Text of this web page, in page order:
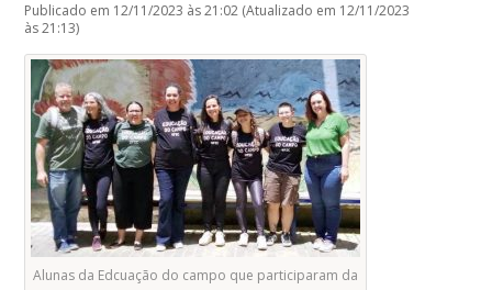
Publicado em 12/11/2023 às 21:02 (Atualizado em 12/11/2023
às 21:13)
Alunas da Edcuação do campo que participaram da